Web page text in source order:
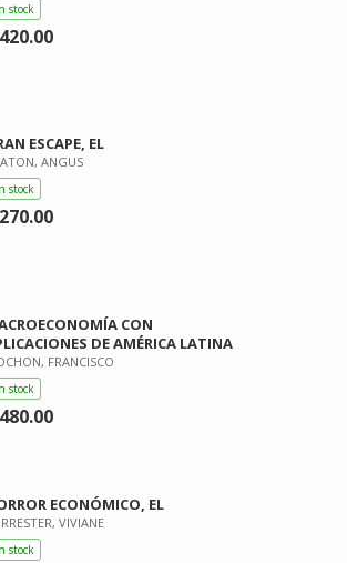
stock
ESCAPE, EL
ANGUS
stock
CON
DE AMÉRICA LATINA
FRANCISCO
stock
ECONÓMICO, EL
VIVIANE
stock